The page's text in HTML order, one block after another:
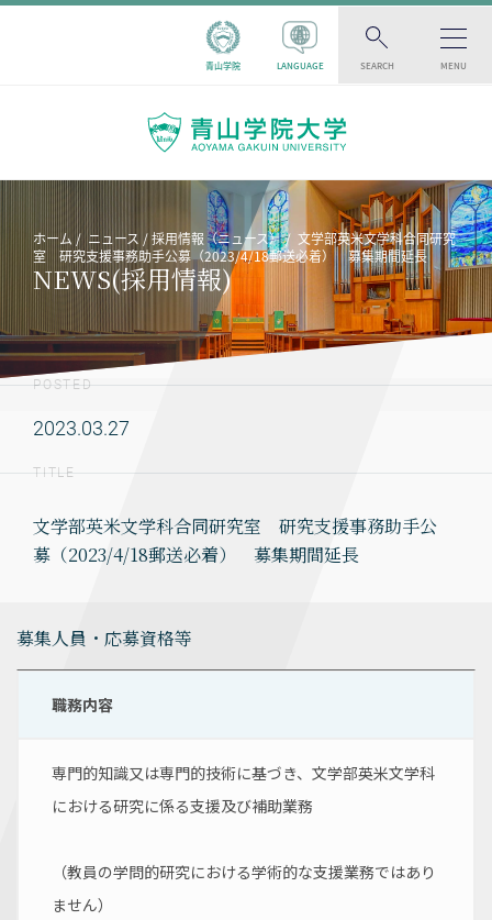
青山学院 LANGUAGE SEARCH MENU
ホーム ニュース 採用情報（ニュース）
文学部英米文学科合同研究
室 研究支援事務助手公募（2023/4/18郵送必着） 募集期間延長
NEWS(採用情報)
POSTED
2023.03.27
TITLE
文学部英米文学科合同研究室 研究支援事務助手公
募（2023/4/18郵送必着） 募集期間延長
募集人員・応募資格等
職務内容
専門的知識又は専門的技術に基づき、文学部英米文学科
における研究に係る支援及び補助業務
（教員の学問的研究における学術的な支援業務ではあり
ません）